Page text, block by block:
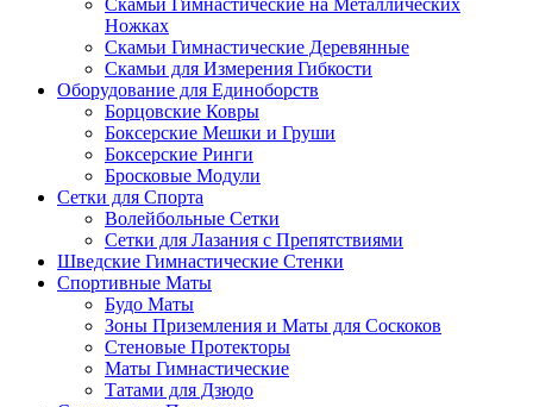
Скамьи Гимнастические на Металлических
Ножках
Скамьи Гимнастические Деревянные
Скамьи для Измерения Гибкости
Оборудование для Единоборств
Борцовские Ковры
Боксерские Мешки и Груши
Боксерские Ринги
Бросковые Модули
Сетки для Спорта
Волейбольные Сетки
Сетки для Лазания с Препятствиями
Шведские Гимнастические Стенки
Спортивные Маты
Будо Маты
Зоны Приземления и Маты для Соскоков
Стеновые Протекторы
Маты Гимнастические
Татами для Дзюдо